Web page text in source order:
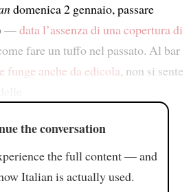
domenica 2 gennaio, passare
—data l’assenza di una copertura di
fare un tuffo nel passato. Al bar
funge anche da edicola, non si sente
the conversation
the full content — and
Italian is actually used.